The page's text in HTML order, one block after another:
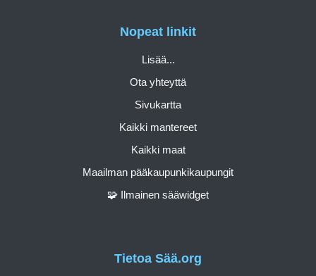
Tietoa Sää.org
Nopeat linkit
Lisää...
Ota yhteyttä
Sivukartta
Kaikki mantereet
Kaikki maat
Maailman pääkaupunkikaupungit
🧩 Ilmainen sääwidget